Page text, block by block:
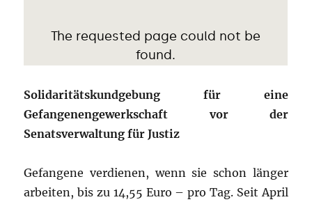
Solidaritätskundgebung für eine
Gefangenengewerkschaft vor der
Senatsverwaltung für Justiz
Gefangene verdienen, wenn sie schon länger
arbeiten, bis zu 14,55 Euro – pro Tag. Seit April